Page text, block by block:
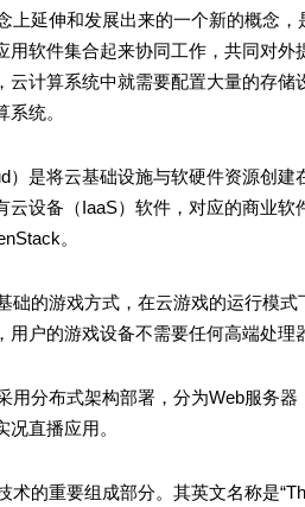
伸和发展出来的一个新的概念，
用软件集合起来协同工作，共同对
云计算系统中就需要配置大量的存
统。
将云基础设施与软硬件资源创建
云设备（IaaS）软件，对应的商业
。
游戏方式，在云游戏的运行模式
用户的游戏设备不需要任何高端处
布式架构部署，分为Web服务器
直播应用。
重要组成部分。其英文名称是